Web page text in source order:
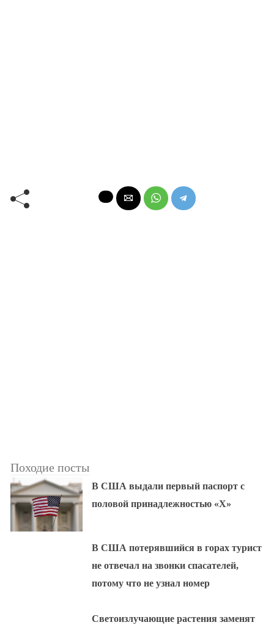
Походие посты
В США выдали первый паспорт с
половой принадлежностью «X»
В США потерявшийся в горах турист
не отвечал на звонки спасателей,
потому что не узнал номер
Светоизлучающие растения заменят